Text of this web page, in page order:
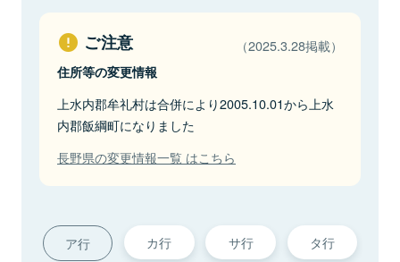
ご注意 （2025.3.28掲載）
住所等の変更情報
上水内郡牟礼村は合併により2005.10.01から上水
内郡飯綱町になりました
長野県の変更情報一覧 はこちら
ア行 カ行 サ行 タ行